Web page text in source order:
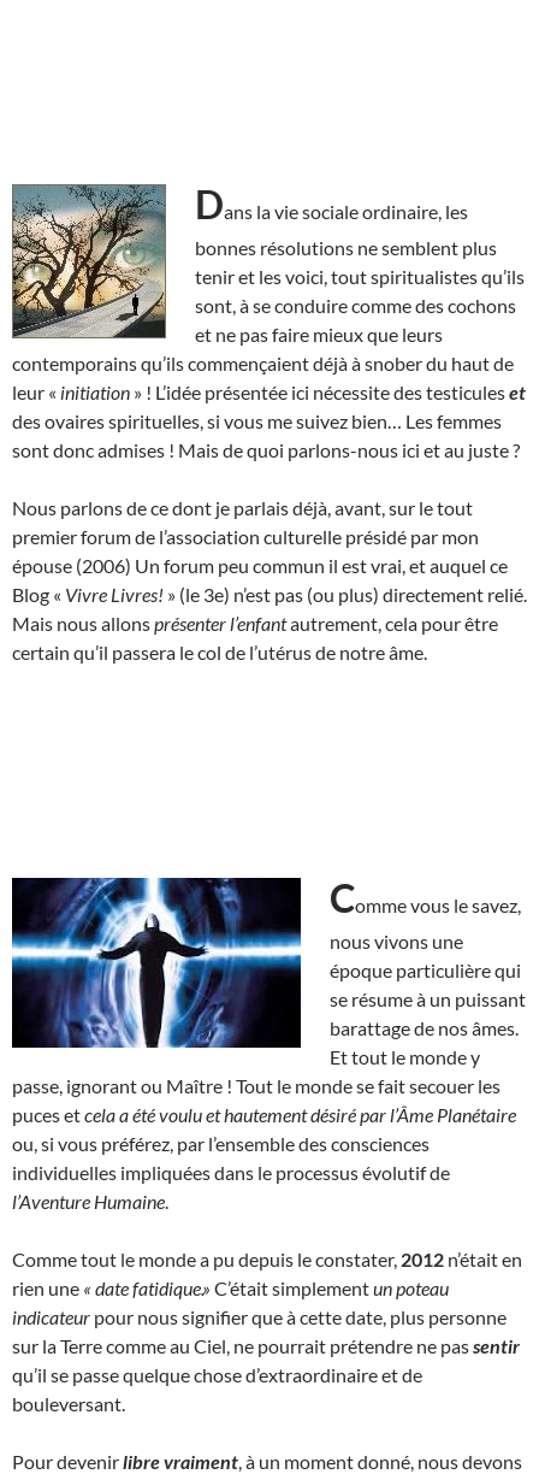
Dans la vie sociale ordinaire, les
bonnes résolutions ne semblent plus
tenir et les voici, tout spiritualistes qu’ils
sont, à se conduire comme des cochons
et ne pas faire mieux que leurs
contemporains qu’ils commençaient déjà à snober du haut de
leur « initiation » ! L’idée présentée ici nécessite des testiculeset
des ovaires spirituelles, si vous me suivez bien… Les femmes
sont donc admises ! Mais de quoi parlons-nous ici et au juste ?
Nous parlons de ce dont je parlais déjà, avant, sur le tout
premier forum de l’association culturelle présidé par mon
épouse (2006) Un forum peu commun il est vrai, et auquel ce
Blog « Vivre Livres! » (le 3e) n’est pas (ou plus) directement relié.
Mais nous allonsprésenter l’enfantautrement, cela pour être
certain qu’il passera le col de l’utérus de notre âme.
Comme vous le savez,
nous vivons une
époque particulière qui
se résume à un puissant
barattage de nos âmes.
Et tout le monde y
passe, ignorant ou Maître ! Tout le monde se fait secouer les
puces etcela a été voulu et hautement désiré par l’Âme Planétaire
ou, si vous préférez, par l’ensemble des consciences
individuelles impliquées dans le processus évolutif de
l’Aventure Humaine
Comme tout le monde a pu depuis le constater, 2012 n’était en
rien une « date fatidique.» C’était simplementun poteau
indicateur pour nous signifier que à cette date, plus personne
sur la Terre comme au Ciel, ne pourrait prétendre ne passentir
qu’il se passe quelque chose d’extraordinaire et de
bouleversant.
Pour devenirlibre vraiment , à un moment donné, nous devons